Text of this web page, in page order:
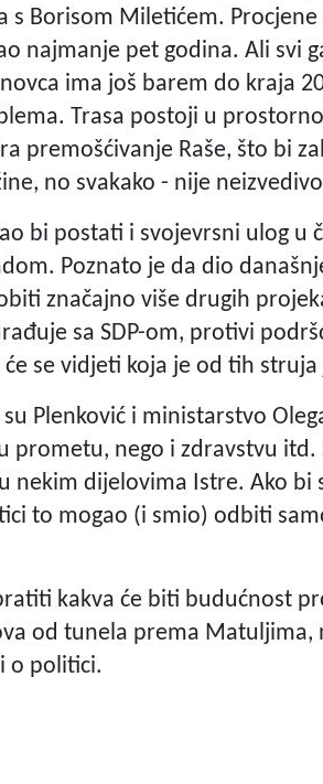
s Borisom Miletićem.
najmanje pet godina. Ali svi
ima još barem do kraja
Trasa postoji u
premošćivanje Raše, što bi
no svakako - nije
bi postati i svojevrsni ulog u
Poznato je da dio
značajno više drugih
sa SDP-om, protivi
se vidjeti koja je od tih struja
Plenković i ministarstvo
prometu, nego i zdravstvu
nekim dijelovima Istre. Ako bi
to mogao (i smio) odbiti
kakva će biti budućnost
od tunela prema Matuljima,
o politici.